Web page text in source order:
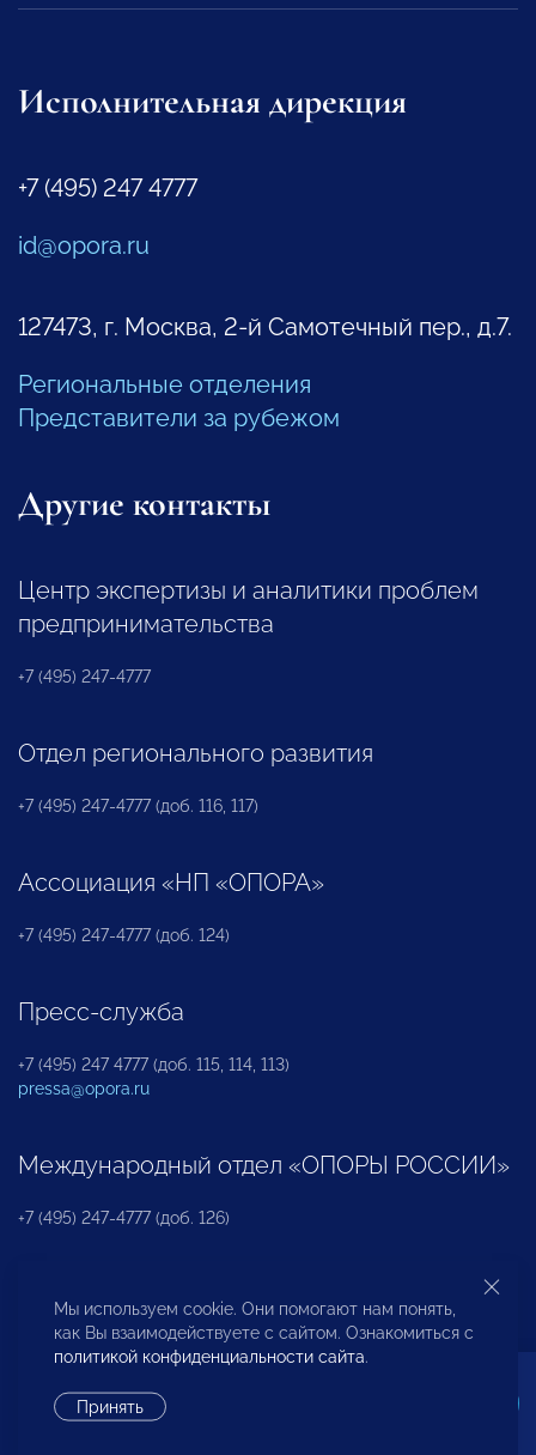
Исполнительная дирекция
+7 (495) 247 4777
id@opora.ru
127473, г. Москва, 2-й Самотечный пер., д.7.
Региональные отделения
Представители за рубежом
Другие контакты
Центр экспертизы и аналитики проблем
предпринимательства
+7 (495) 247-4777
Отдел регионального развития
+7 (495) 247-4777 (доб. 116, 117)
Ассоциация «НП «ОПОРА»
+7 (495) 247-4777 (доб. 124)
Пресс-служба
+7 (495) 247 4777 (доб. 115, 114, 113)
pressa@opora.ru
Международный отдел «ОПОРЫ РОССИИ»
+7 (495) 247-4777 (доб. 126)
Бюро по защите прав предпринимателей и
инвесторов
Мы используем cookie. Они помогают нам понять,
как Вы взаимодействуете с сайтом. Ознакомиться с
политикой конфиденциальности сайта.
Принять